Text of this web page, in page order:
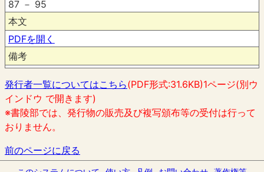
87 － 95
本文
PDFを開く
備考
発行者一覧についてはこちら(PDF形式:31.6KB)1ページ(別ウ
インドウ で開きます)
※書陵部では、発行物の販売及び複写頒布等の受付は行って
おりません。
前のページに戻る